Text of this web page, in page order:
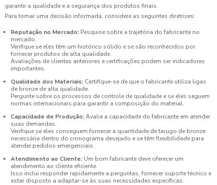
garantir a qualidade e a segurança dos produtos finais.
Para tomar uma decisão informada, considere as seguintes diretrizes:
Reputação no Mercado: Pesquise sobre a trajetória do fabricante no
mercado.
Verifique se eles têm um histórico sólido e se são reconhecidos por
fornecer produtos de alta qualidade.
Avaliações de clientes anteriores e certificações podem ser indicadores
importantes.
Qualidade dos Materiais: Certifique-se de que o fabricante utiliza ligas
de bronze de alta qualidade.
Pergunte sobre os processos de controle de qualidade e se eles seguem
normas internacionais para garantir a composição do material.
Capacidade de Produção:Avalie a capacidade do fabricante em atender
suas demandas.
Verifique se eles conseguem fornecer a quantidade de tarugo de bronze
necessária dentro do cronograma desejado e se têm flexibilidade para
atender pedidos emergenciais.
Atendimento ao Cliente: Um bom fabricante deve oferecer um
atendimento ao cliente eficiente.
Isso inclui responder rapidamente a perguntas, fornecer suporte técnico e
estar disposto a adaptar-se às suas necessidades específicas.